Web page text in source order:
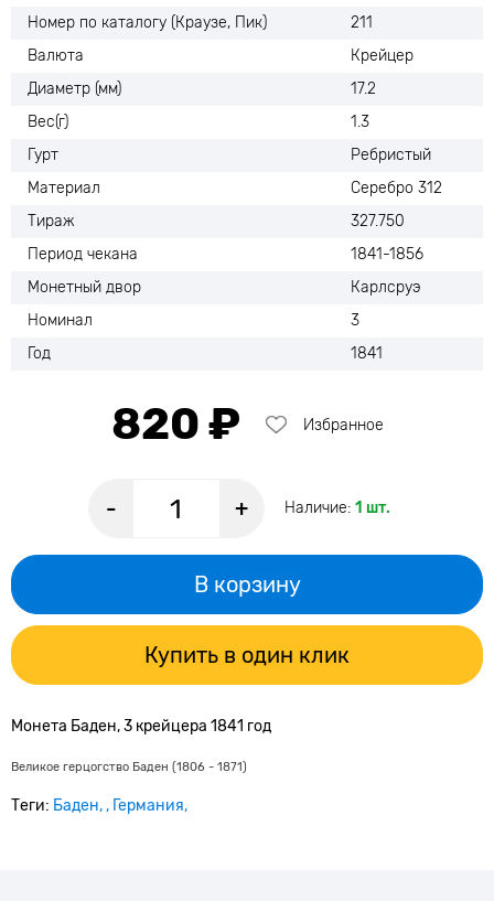
Номер по каталогу (Краузе, Пик)
211
Валюта
Крейцер
Диаметр (мм)
17.2
Вес(г)
1.3
Гурт
Ребристый
Материал
Серебро 312
Тираж
327.750
Период чекана
1841-1856
Монетный двор
Карлсруэ
Номинал
3
Год
1841
820 ₽ Избранное
- + Наличие: 1 шт.
В корзину
Купить в один клик
Монета Баден, 3 крейцера 1841 год
Великое герцогство Баден (1806 - 1871)
Теги: Баден Германия